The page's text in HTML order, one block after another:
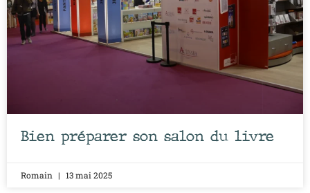
Bien préparer son salon du livre
Romain 13 mai 2025